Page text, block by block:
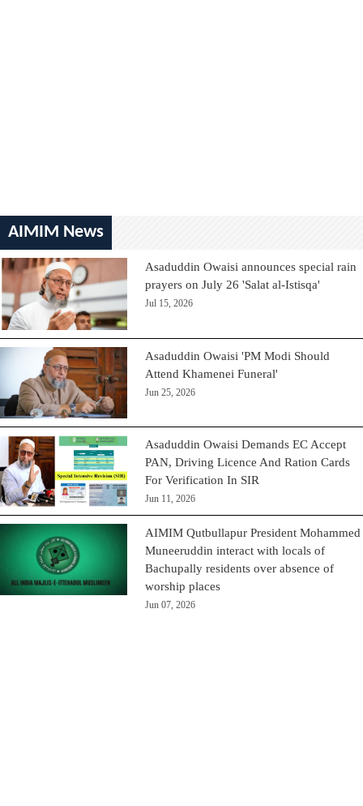
AIMIM News
Asaduddin Owaisi announces special rain
prayers on July 26 'Salat al-Istisqa'
Jul 15, 2026
Asaduddin Owaisi 'PM Modi Should
Attend Khamenei Funeral'
Jun 25, 2026
Asaduddin Owaisi Demands EC Accept
PAN, Driving Licence And Ration Cards
For Verification In SIR
Jun 11, 2026
AIMIM Qutbullapur President Mohammed
Muneeruddin interact with locals of
Bachupally residents over absence of
worship places
Jun 07, 2026